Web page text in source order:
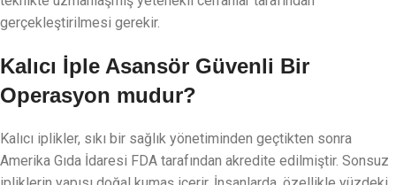
gerçekleştirilmesi gerekir.
Kalıcı İple Asansör Güvenli Bir
Operasyon mudur?
Kalıcı iplikler, sıkı bir sağlık yönetiminden geçtikten sonra
Amerika Gıda İdaresi FDA tarafından akredite edilmiştir. Sonsuz